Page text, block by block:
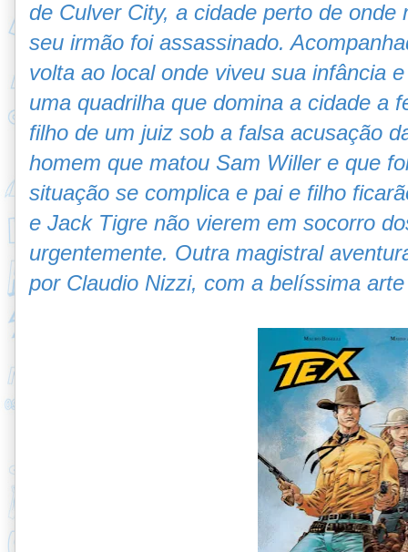
de Culver City, a cidade perto de onde
seu irmão foi assassinado.
volta ao local onde viveu sua infância
uma quadrilha que domina a cidade a
filho de um juiz sob a falsa acusação
homem que matou Sam Willer e que
situação se complica e pai e filho
e Jack Tigre não vierem em socorro
urgentemente. Outra magistral
por Claudio Nizzi, com a belíssima